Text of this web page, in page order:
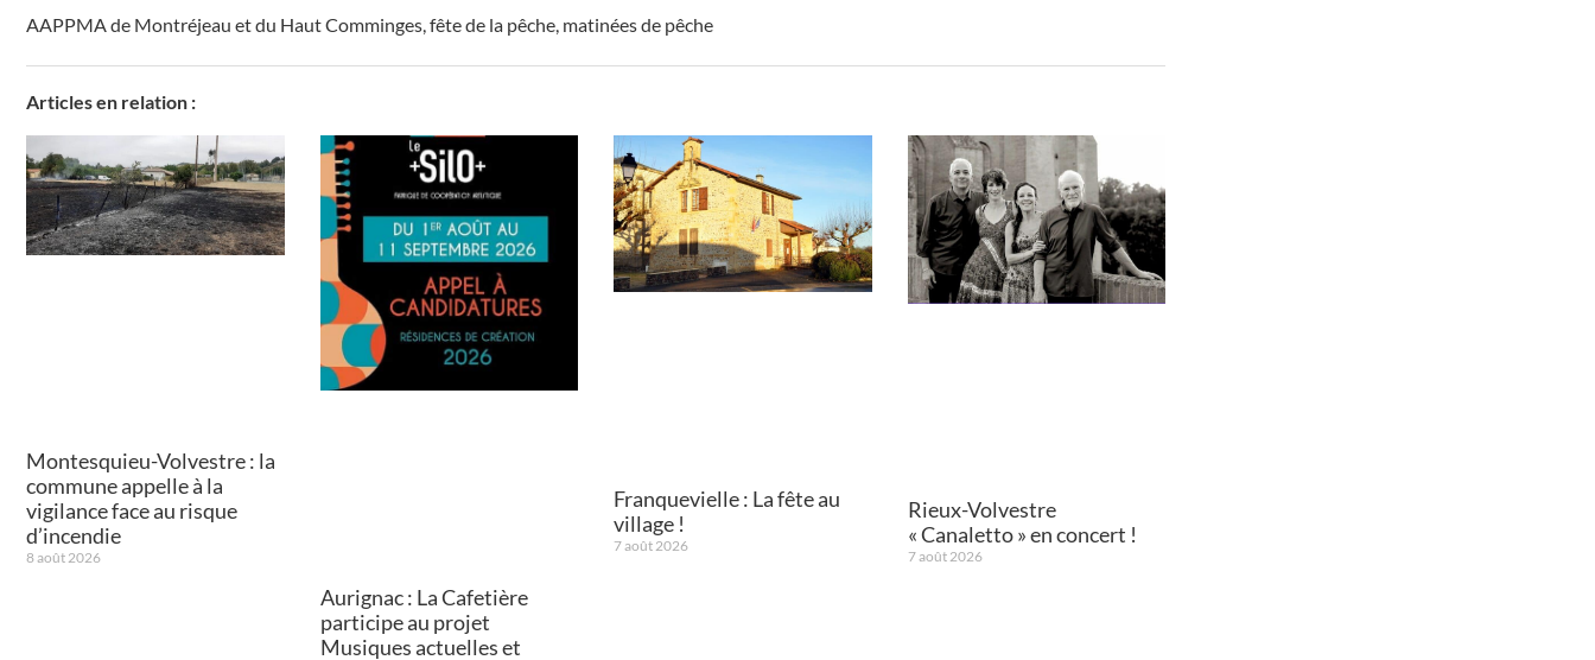
AAPPMA de Montréjeau et du Haut Comminges fête de la pêche matinées de pêche
Articles en relation :
Montesquieu-Volvestre : la
commune appelle à la
vigilance face au risque
d’incendie
8 août 2026
Aurignac : La Cafetière
participe au projet
Musiques actuelles et
Franquevielle : La fête au
village !
7 août 2026
Rieux-Volvestre
« Canaletto » en concert !
7 août 2026